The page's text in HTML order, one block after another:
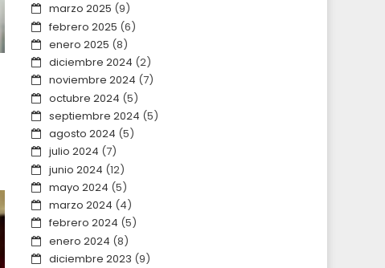
marzo 2025 (9)
febrero 2025 (6)
enero 2025 (8)
diciembre 2024 (2)
noviembre 2024 (7)
octubre 2024 (5)
septiembre 2024 (5)
agosto 2024 (5)
julio 2024 (7)
junio 2024 (12)
mayo 2024 (5)
marzo 2024 (4)
febrero 2024 (5)
enero 2024 (8)
diciembre 2023 (9)